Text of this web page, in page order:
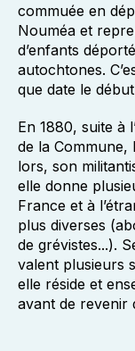
commuée en
Nouméa et
d’enfants
autochtones.
que date le
En 1880, suite à
de la Commune,
lors, son
elle donne
France et à
plus diverses
de grévistes...).
valent plusieurs
elle réside et
avant de revenir